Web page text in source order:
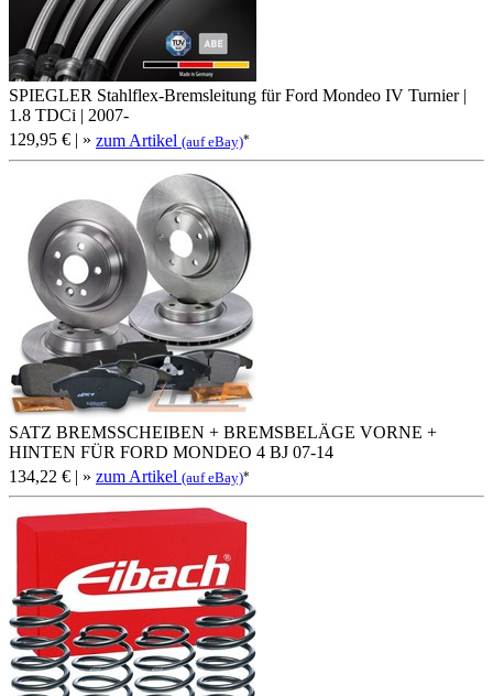
SPIEGLER Stahlflex-Bremsleitung für Ford Mondeo IV Turnier |
1.8 TDCi | 2007-
129,95 € | » zum Artikel (auf eBay)*
SATZ BREMSSCHEIBEN + BREMSBELÄGE VORNE +
HINTEN FÜR FORD MONDEO 4 BJ 07-14
134,22 € | » zum Artikel (auf eBay)*